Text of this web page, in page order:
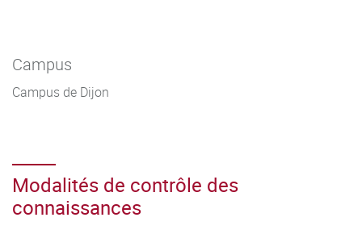
Campus
Campus de Dijon
Modalités de contrôle des
connaissances